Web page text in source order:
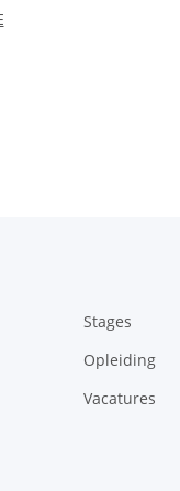
Stages
Opleiding
Vacatures